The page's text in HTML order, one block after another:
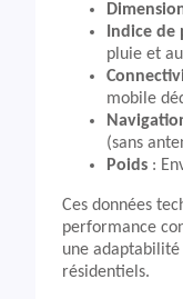
Indice
pluie et
mobile
(sans
Poids :
Ces données
performance
une
résidentiels.